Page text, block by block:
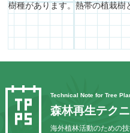
樹種があります。熱帯の植栽
Technical Note for Tree
森林再生テク
海外植林活動のための